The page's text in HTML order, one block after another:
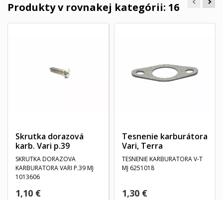
Produkty v rovnakej kategórii: 16
Skrutka dorazová
karb. Vari p.39
SKRUTKA DORAZOVA
KARBURATORA VARI P.39 MJ
1013606
1,10 €
Tesnenie karburátora
Vari, Terra
TESNENIE KARBURATORA V-T
MJ 6251018
1,30 €